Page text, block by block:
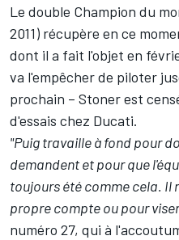
Le double Champion du
2011) récupère en ce
dont il a fait l'objet en
va l'empêcher de piloter
prochain – Stoner est
d'essais chez Ducati.
"Puig travaille à fond pour
demandent et pour que
toujours été comme cela. Il
propre compte ou pour
numéro 27, qui à